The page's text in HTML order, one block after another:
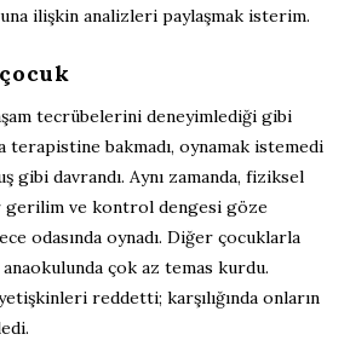
ilişkin analizleri paylaşmak isterim.
tecrübelerini deneyimlediği gibi
terapistine bakmadı, oynamak istemedi
gibi davrandı. Aynı zamanda, fiziksel
gerilim ve kontrol dengesi göze
odasında oynadı. Diğer çocuklarla
çok az temas kurdu.
reddetti; karşılığında onların